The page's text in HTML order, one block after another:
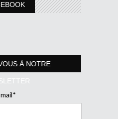
À NOTRE